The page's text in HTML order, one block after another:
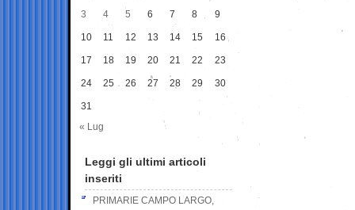
3 4 5 6 7 8 9
10 11 12 13 14 15 16
17 18 19 20 21 22 23
24 25 26 27 28 29 30
31
« Lug
Leggi gli ultimi articoli
inseriti
PRIMARIE CAMPO LARGO,